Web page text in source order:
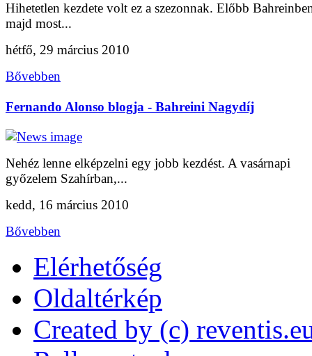
Hihetetlen kezdete volt ez a szezonnak. Előbb
majd most...
hétfő, 29 március 2010
Bővebben
Fernando Alonso blogja - Bahreini Nagydíj
Nehéz lenne elképzelni egy jobb kezdést. A vasárnapi
győzelem Szahírban,...
kedd, 16 március 2010
Bővebben
Elérhetőség
Oldaltérkép
Created by (c)